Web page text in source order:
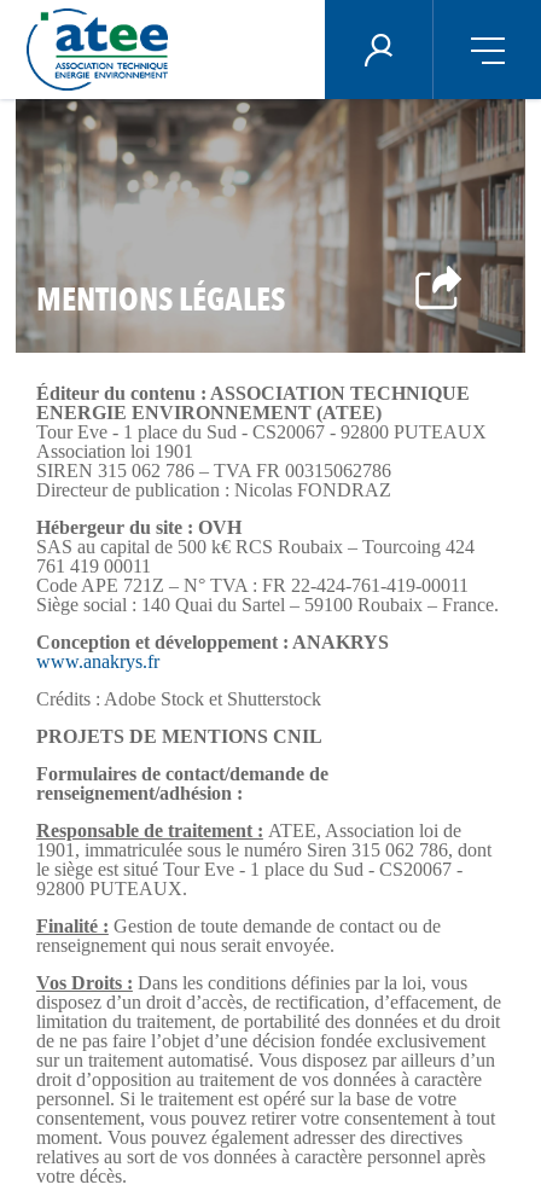
Aller
au
contenu
principal
ÉNERGIE PLUS
MENTIONS LÉGALES
Éditeur du contenu : ASSOCIATION TECHNIQUE
ENERGIE ENVIRONNEMENT (ATEE)
Tour Eve - 1 place du Sud - CS20067 - 92800 PUTEAUX
Association loi 1901
SIREN 315 062 786 – TVA FR 00315062786
Directeur de publication : Nicolas FONDRAZ
Hébergeur du site : OVH
SAS au capital de 500 k€ RCS Roubaix – Tourcoing 424
761 419 00011
Code APE 721Z – N° TVA : FR 22-424-761-419-00011
Siège social : 140 Quai du Sartel – 59100 Roubaix – France.
Conception et développement : ANAKRYS
www.anakrys.fr
Crédits : Adobe Stock et Shutterstock
PROJETS DE MENTIONS CNIL
Formulaires de contact/demande de
renseignement/adhésion :
Responsable de traitement : ATEE, Association loi de
1901, immatriculée sous le numéro Siren 315 062 786, dont
le siège est situé Tour Eve - 1 place du Sud - CS20067 -
92800 PUTEAUX.
Finalité : Gestion de toute demande de contact ou de
renseignement qui nous serait envoyée.
Vos Droits : Dans les conditions définies par la loi, vous
disposez d’un droit d’accès, de rectification, d’effacement, de
limitation du traitement, de portabilité des données et du droit
de ne pas faire l’objet d’une décision fondée exclusivement
sur un traitement automatisé. Vous disposez par ailleurs d’un
droit d’opposition au traitement de vos données à caractère
personnel. Si le traitement est opéré sur la base de votre
consentement, vous pouvez retirer votre consentement à tout
moment. Vous pouvez également adresser des directives
relatives au sort de vos données à caractère personnel après
votre décès.
Panneau de gestion des cookies